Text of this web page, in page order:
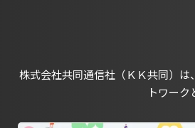
株式会社共同通信社（ＫＫ共同）
トワー